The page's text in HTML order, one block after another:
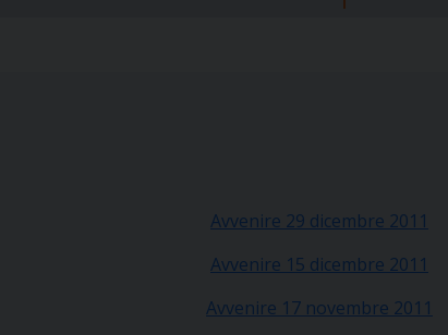
Avvenire 29 dicembre 2011
Avvenire 15 dicembre 2011
Avvenire 17 novembre 2011